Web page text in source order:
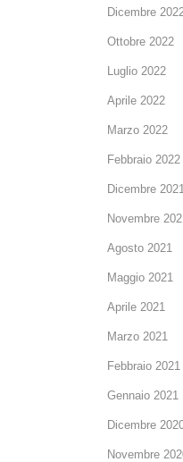
Dicembre
Ottobre 2022
Luglio 2022
Aprile 2022
Marzo 2022
Febbraio 2022
Dicembre 2021
Novembre
Agosto 2021
Maggio 2021
Aprile 2021
Marzo 2021
Febbraio 2021
Gennaio 2021
Dicembre
Novembre